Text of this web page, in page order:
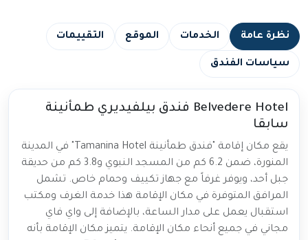
نظرة عامة الخدمات الموقع التقييمات
سياسات الفندق
Belvedere Hotel فندق بيلفيديري طمأنينة
سابقا
يقع مكان إقامة "فندق طمأنينة Tamanina Hotel" في المدينة
المنورة، ضمن 6.2 كم من المسجد النبوي و3.8 كم من حديقة
جبل أحد، ويوفر غرفاً مع جهاز تكييف وحمام خاص. تشمل
المرافق المتوفرة في مكان الإقامة هذا خدمة الغرف ومكتب
استقبال يعمل على مدار الساعة، بالإضافة إلى واي فاي
مجاني في جميع أنحاء مكان الإقامة. يتميز مكان الإقامة بأنه